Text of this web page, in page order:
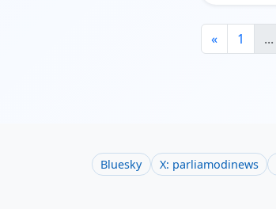
« 1 ...
Bluesky X: parliamodinews